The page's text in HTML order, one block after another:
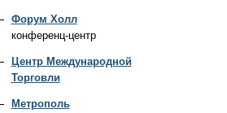
Форум Холл
конференц-центр
Центр Международной
Торговли
Метрополь